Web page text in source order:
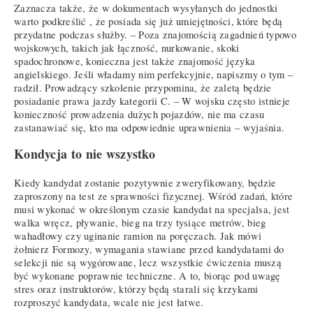
Zaznacza także, że w dokumentach wysyłanych do jednostki
warto podkreślić , że posiada się już umiejętności, które będą
przydatne podczas służby. – Poza znajomością zagadnień typowo
wojskowych, takich jak łączność, nurkowanie, skoki
spadochronowe, konieczna jest także znajomość języka
angielskiego. Jeśli władamy nim perfekcyjnie, napiszmy o tym –
radził. Prowadzący szkolenie przypomina, że zaletą będzie
posiadanie prawa jazdy kategorii C. – W wojsku często istnieje
konieczność prowadzenia dużych pojazdów, nie ma czasu
zastanawiać się, kto ma odpowiednie uprawnienia – wyjaśnia.
Kondycja to nie wszystko
Kiedy kandydat zostanie pozytywnie zweryfikowany, będzie
zaproszony na test ze sprawności fizycznej. Wśród zadań, które
musi wykonać w określonym czasie kandydat na specjalsa, jest
walka wręcz, pływanie, bieg na trzy tysiące metrów, bieg
wahadłowy czy uginanie ramion na poręczach. Jak mówi
żołnierz Formozy, wymagania stawiane przed kandydatami do
selekcji nie są wygórowane, lecz wszystkie ćwiczenia muszą
być wykonane poprawnie techniczne. A to, biorąc pod uwagę
stres oraz instruktorów, którzy będą starali się krzykami
rozproszyć kandydata, wcale nie jest łatwe.